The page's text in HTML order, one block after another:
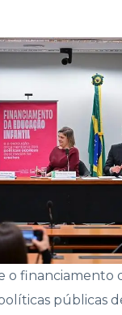
o financiamento
públicas